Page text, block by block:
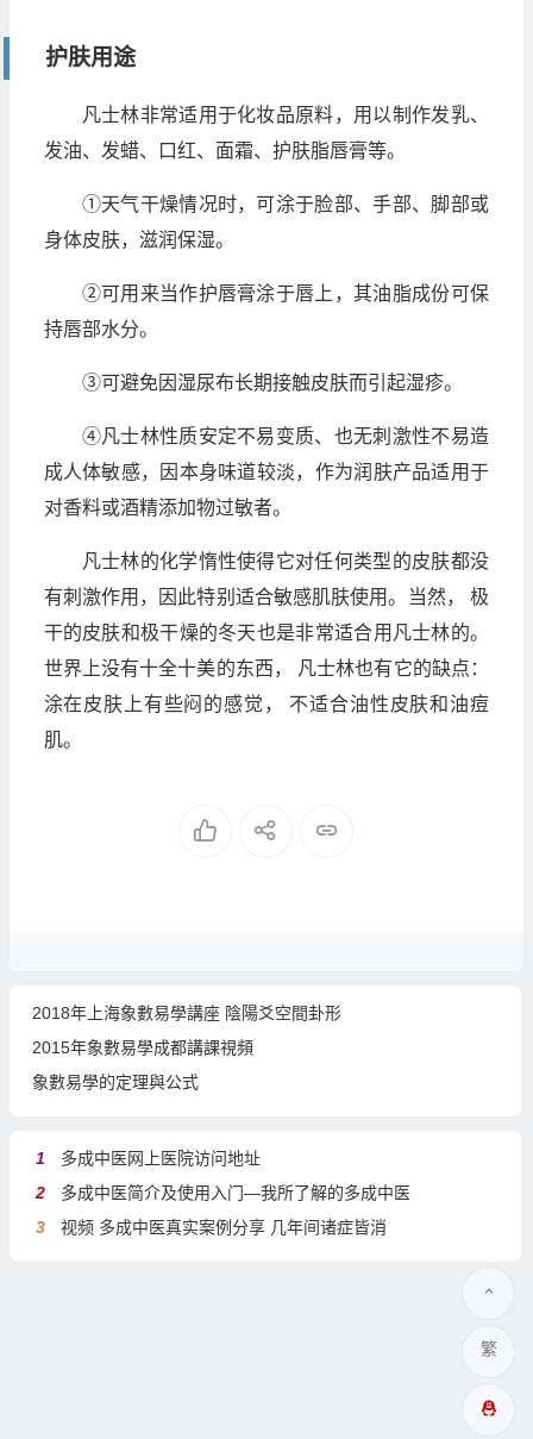
护肤用途
凡士林非常适用于化妆品原料，用以制作发乳、
发油、发蜡、口红、面霜、护肤脂唇膏等。
①天气干燥情况时，可涂于脸部、手部、脚部或
身体皮肤，滋润保湿。
②可用来当作护唇膏涂于唇上，其油脂成份可保
持唇部水分。
③可避免因湿尿布长期接触皮肤而引起湿疹。
④凡士林性质安定不易变质、也无刺激性不易造
成人体敏感，因本身味道较淡，作为润肤产品适用于
对香料或酒精添加物过敏者。
凡士林的化学惰性使得它对任何类型的皮肤都没
有刺激作用，因此特别适合敏感肌肤使用。当然， 极
干的皮肤和极干燥的冬天也是非常适合用凡士林的。
世界上没有十全十美的东西， 凡士林也有它的缺点：
涂在皮肤上有些闷的感觉， 不适合油性皮肤和油痘
肌。
2018年上海象數易學講座 陰陽爻空間卦形
2015年象數易學成都講課視頻
象數易學的定理與公式
1
多成中医网上医院访问地址
2
多成中医简介及使用入门—我所了解的多成中医
3
视频 多成中医真实案例分享 几年间诸症皆消
繁